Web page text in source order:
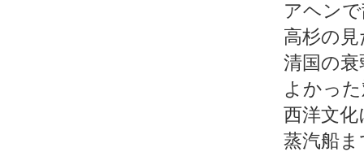
アヘンで
高杉の見た
清国の衰弱
よかった
西洋文化
蒸汽船ま